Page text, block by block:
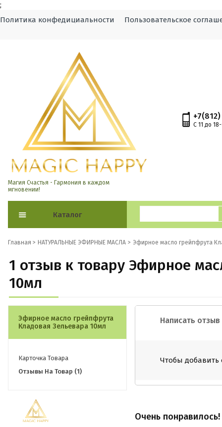
;
Политика конфедициальности
Пользовательское
Магия Счастья - Гармония в каждом
мгновении!
С 11 до
Каталог
Главная > НАТУРАЛЬНЫЕ ЭФИРНЫЕ МАСЛА Эфирное масло грейпфрута
1 отзыв к товару Эфирное
10мл
Эфирное масло грейпфрута
Кладовая Зельевара 10мл
Карточка Товара
Отзывы На Товар (1)
Написать отзыв
Чтобы добавить
Очень понравилось!